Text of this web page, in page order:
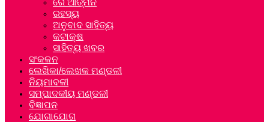
ରହସ୍ୟ
ଅନୁବାଦ ସାହିତ୍ୟ
କଟାକ୍ଷ
ସାହିତ୍ୟ ଖବର
ସଂକଳନ
ଲେଖିକା/ଲେଖକ ମଣ୍ଡଳୀ
ନିୟମାବଳୀ
ସମ୍ପାଦକୀୟ ମଣ୍ଡଳୀ
ବିଜ୍ଞାପନ
ଯୋଗାଯୋଗ